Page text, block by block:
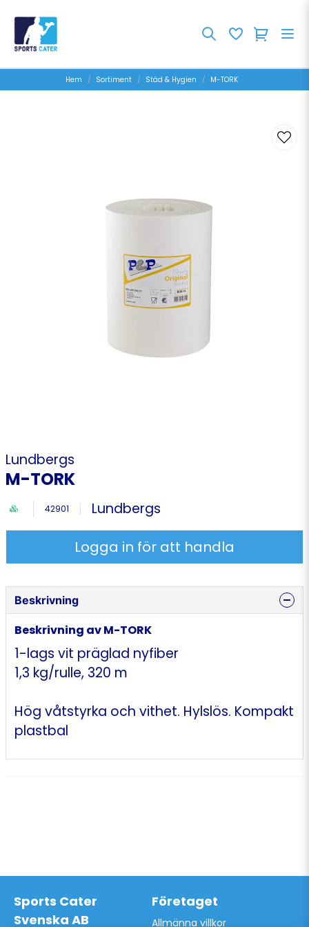
Hem Sortiment Städ & Hygien M-TORK
Lundbergs
M-TORK
42901 Lundbergs
Logga in för att handla
Beskrivning
Beskrivning av M-TORK
1-lags vit präglad nyfiber
1,3 kg/rulle, 320 m
Hög våtstyrka och vithet. Hylslös. Kompakt
plastbal
Sports Cater
Svenska AB
Företaget
Allmänna villkor